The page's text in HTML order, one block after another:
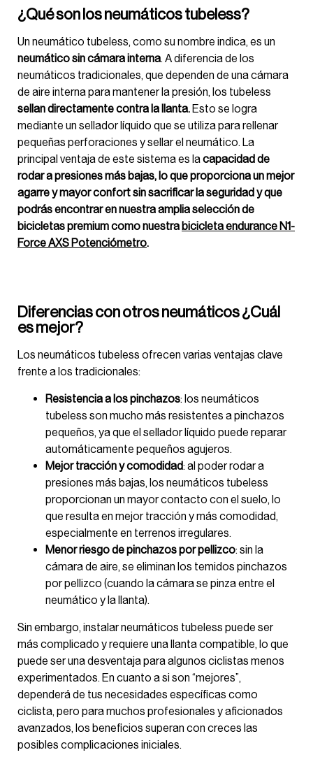
¿Qué son los neumáticos tubeless?
Un neumático tubeless, como su nombre indica, es un
neumático sin cámara interna. A diferencia de los
neumáticos tradicionales, que dependen de una cámara
de aire interna para mantener la presión, los tubeless
sellan directamente contra la llanta.Esto se logra
mediante un sellador líquido que se utiliza para rellenar
pequeñas perforaciones y sellar el neumático. La
principal ventaja de este sistema es lacapacidad de
rodar a presiones más bajas, lo que proporciona un mejor
agarre y mayor confort sin sacrificar la seguridad y que
podrás encontrar en nuestra amplia selección de
bicicletas premium como nuestra bicicleta endurance N1-
Force AXS Potenciómetro.
Diferencias con otros neumáticos ¿Cuál
es mejor?
Los neumáticos tubeless ofrecen varias ventajas clave
frente a los tradicionales:
Resistencia a los pinchazos: los neumáticos
tubeless son mucho más resistentes a pinchazos
pequeños, ya que el sellador líquido puede reparar
automáticamente pequeños agujeros.
Mejor tracción y comodidad: al poder rodar a
presiones más bajas, los neumáticos tubeless
proporcionan un mayor contacto con el suelo, lo
que resulta en mejor tracción y más comodidad,
especialmente en terrenos irregulares.
Menor riesgo de pinchazos por pellizco: sin la
cámara de aire, se eliminan los temidos pinchazos
por pellizco (cuando la cámara se pinza entre el
neumático y la llanta).
Sin embargo, instalar neumáticos tubeless puede ser
más complicado y requiere una llanta compatible, lo que
puede ser una desventaja para algunos ciclistas menos
experimentados. En cuanto a si son “mejores”,
dependerá de tus necesidades específicas como
ciclista, pero para muchos profesionales y aficionados
avanzados, los beneficios superan con creces las
posibles complicaciones iniciales.